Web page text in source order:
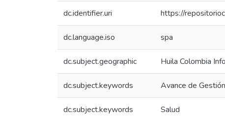
dc.identifier.uri https://
dc.language.iso spa
dc.subject.geographic Huila Colombia
dc.subject.keywords Avance de
dc.subject.keywords Salud